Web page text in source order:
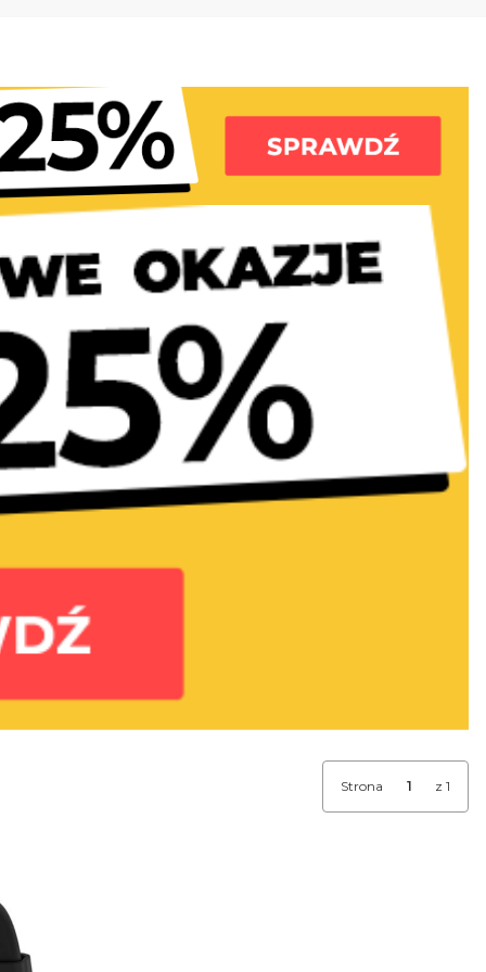
Strona z 1